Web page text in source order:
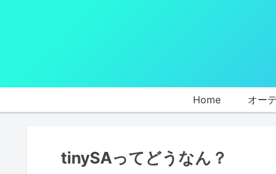
Home オー
tinySAってどうなん？